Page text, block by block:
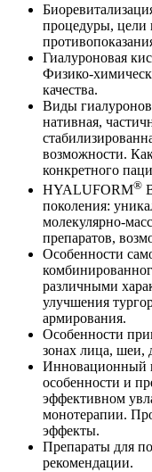
процедуры, цели
Гиалуроновая
Физико-
качества.
Виды
нативная,
возможности.
конкретного
HYALUFORM®
поколения:
молекулярно-
препаратов,
Особенности
различными
улучшения
армирования.
Особенности
зонах лица, шеи,
Инновационный
особенности и
эффективном
монотерапии.
эффекты.
Препараты для
рекомендации.